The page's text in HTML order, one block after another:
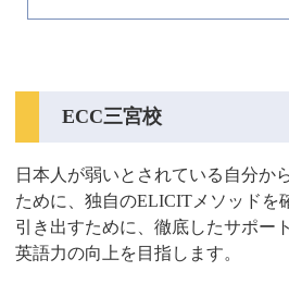
ECC三宮校
日本人が弱いとされている自分か
ために、独自のELICITメソッドを
引き出すために、徹底したサポー
英語力の向上を目指します。